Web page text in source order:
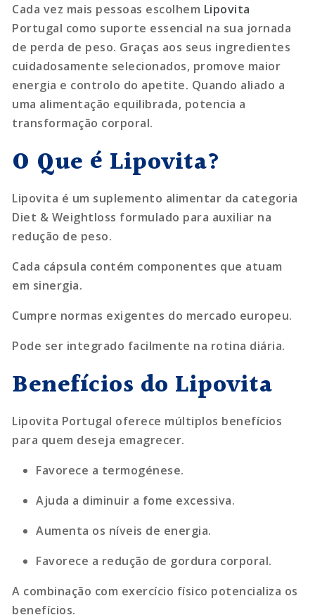
Cada vez mais pessoas escolhem Lipovita
Portugal como suporte essencial na sua jornada
de perda de peso. Graças aos seus ingredientes
cuidadosamente selecionados, promove maior
energia e controlo do apetite. Quando aliado a
uma alimentação equilibrada, potencia a
transformação corporal.
O Que é Lipovita?
Lipovita é um suplemento alimentar da categoria
Diet & Weightloss formulado para auxiliar na
redução de peso.
Cada cápsula contém componentes que atuam
em sinergia.
Cumpre normas exigentes do mercado europeu.
Pode ser integrado facilmente na rotina diária.
Benefícios do Lipovita
Lipovita Portugal oferece múltiplos benefícios
para quem deseja emagrecer.
Favorece a termogénese.
Ajuda a diminuir a fome excessiva.
Aumenta os níveis de energia.
Favorece a redução de gordura corporal.
A combinação com exercício físico potencializa os
benefícios.